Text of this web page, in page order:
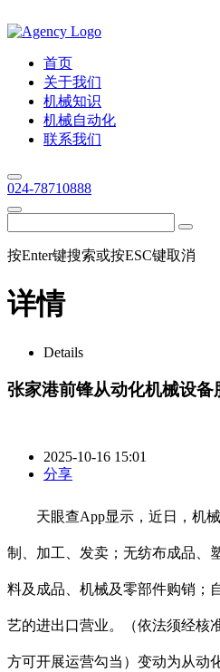
首页
关于我们
机械知识
机械自动化
联系我们
024-78710888
按Enter键搜索或按ESC键取消
详情
Details
张家港前锋从动化机械设
2025-10-16 15:01
分享
天眼查App显示，近日，机械
制、加工、发卖；无纺布成品、
料及成品、机械及零部件购销；
艺的进出口营业。（依法须经核
方可开展运营勾当）变动为从动